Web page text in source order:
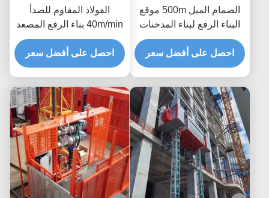
الصمام الميل 500m موقع
البناء الرفع لبناء المدخنات
احصل على أفضل سعر
الفولاذ المقاوم للصدأ
40m/min بناء الرفع المصعد
مكافحة التآكل للمواد
احصل على أفضل سعر